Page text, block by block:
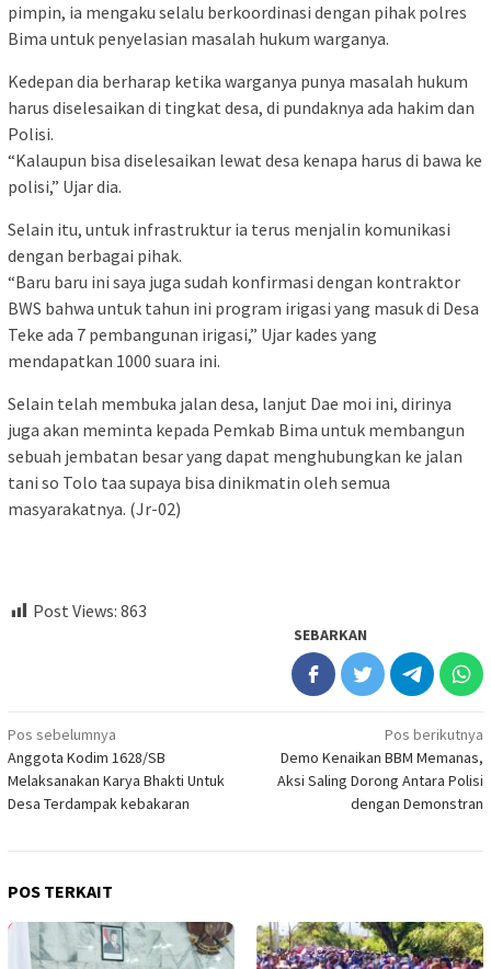
pimpin, ia mengaku selalu berkoordinasi dengan pihak polres
Bima untuk penyelasian masalah hukum warganya.
Kedepan dia berharap ketika warganya punya masalah hukum
harus diselesaikan di tingkat desa, di pundaknya ada hakim dan
Polisi.
“Kalaupun bisa diselesaikan lewat desa kenapa harus di bawa ke
polisi,” Ujar dia.
Selain itu, untuk infrastruktur ia terus menjalin komunikasi
dengan berbagai pihak.
“Baru baru ini saya juga sudah konfirmasi dengan kontraktor
BWS bahwa untuk tahun ini program irigasi yang masuk di Desa
Teke ada 7 pembangunan irigasi,” Ujar kades yang
mendapatkan 1000 suara ini.
Selain telah membuka jalan desa, lanjut Dae moi ini, dirinya
juga akan meminta kepada Pemkab Bima untuk membangun
sebuah jembatan besar yang dapat menghubungkan ke jalan
tani so Tolo taa supaya bisa dinikmatin oleh semua
masyarakatnya. (Jr-02)
Post Views: 863
SEBARKAN
Navigasi
pos
Pos sebelumnya
Anggota Kodim 1628/SB
Melaksanakan Karya Bhakti Untuk
Desa Terdampak kebakaran
Pos berikutnya
Demo Kenaikan BBM Memanas,
Aksi Saling Dorong Antara Polisi
dengan Demonstran
POS TERKAIT